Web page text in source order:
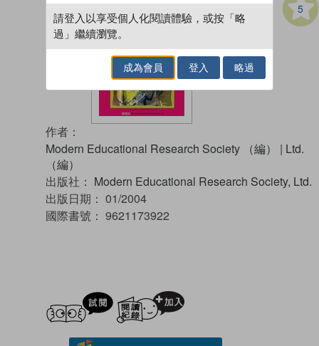
5
作者：
Modern Educational Research Society （編）
| Ltd.
（編）
出版社： Modern Educational Research Society, Ltd.
出版日期： 01/2004
國際書號： 9621173922
試閲
請登入以享受個人化閱讀體驗，或按「略
過」繼續瀏覽。
成為會員 登入 略過